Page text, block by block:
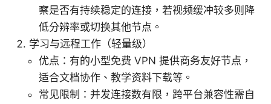
察是否有持续稳定的连接，若视频缓冲较多则降
低分辨率或切换其他节点。
学习与远程工作（轻量级）
优点：有的小型免费 VPN 提供商务友好节点，
适合文档协作、教学资料下载等。
常见限制：并发连接数有限，跨平台兼容性需自